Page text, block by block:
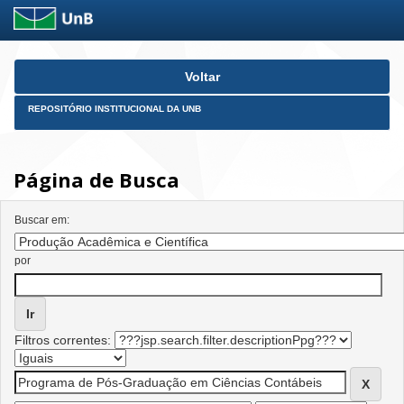
Skip
Voltar
REPOSITÓRIO INSTITUCIONAL DA UNB
Página de Busca
Buscar em:
por
Filtros correntes: